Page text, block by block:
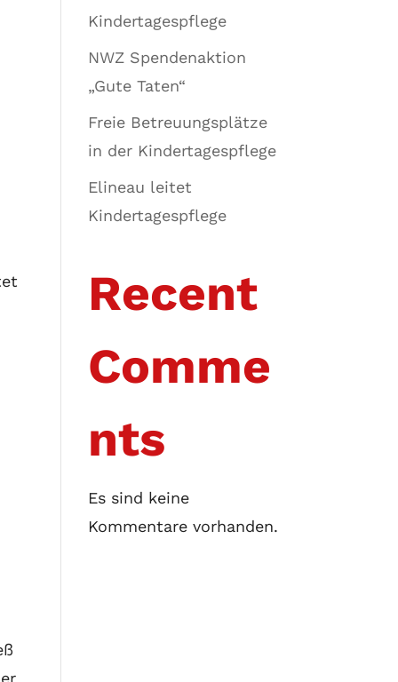
Kindertagespflege
NWZ Spendenaktion
„Gute Taten“
Freie Betreuungsplätze
in der Kindertagespflege
Elineau leitet
Kindertagespflege
Recent
Comme
nts
Es sind keine
Kommentare vorhanden.